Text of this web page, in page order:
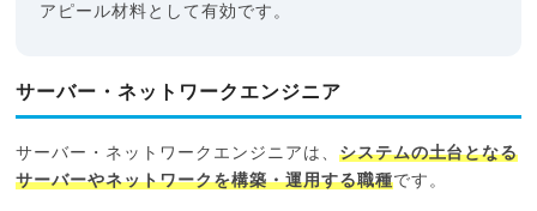
アピール材料として有効です。
サーバー・ネットワークエンジニア
サーバー・ネットワークエンジニアは、 システムの土台となる
サーバーやネットワークを構築・運用する職種です。